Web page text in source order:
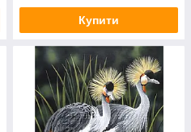
Купити